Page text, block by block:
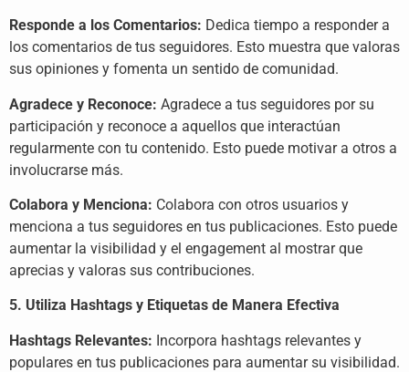
Responde a los Comentarios: Dedica tiempo a responder a
los comentarios de tus seguidores. Esto muestra que valoras
sus opiniones y fomenta un sentido de comunidad.
Agradece y Reconoce: Agradece a tus seguidores por su
participación y reconoce a aquellos que interactúan
regularmente con tu contenido. Esto puede motivar a otros a
involucrarse más.
Colabora y Menciona: Colabora con otros usuarios y
menciona a tus seguidores en tus publicaciones. Esto puede
aumentar la visibilidad y el engagement al mostrar que
aprecias y valoras sus contribuciones.
5. Utiliza Hashtags y Etiquetas de Manera Efectiva
Hashtags Relevantes: Incorpora hashtags relevantes y
populares en tus publicaciones para aumentar su visibilidad.